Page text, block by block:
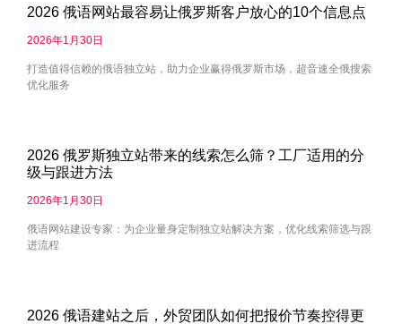
2026 俄语网站最容易让俄罗斯客户放心的10个信息点
2026年1月30日
打造值得信赖的俄语独立站，助力企业赢得俄罗斯市场，超音速全俄搜索
优化服务
2026 俄罗斯独立站带来的线索怎么筛？工厂适用的分
级与跟进方法
2026年1月30日
俄语网站建设专家：为企业量身定制独立站解决方案，优化线索筛选与跟
进流程
2026 俄语建站之后，外贸团队如何把报价节奏控得更